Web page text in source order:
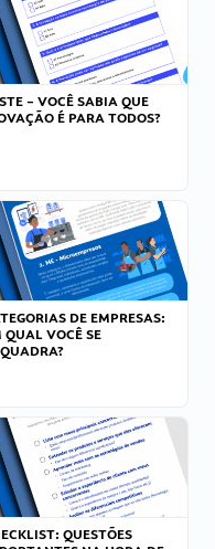
– VOCÊ SABIA QUE
É PARA TODOS?
DE EMPRESAS:
QUAL VOCÊ SE
QUESTÕES